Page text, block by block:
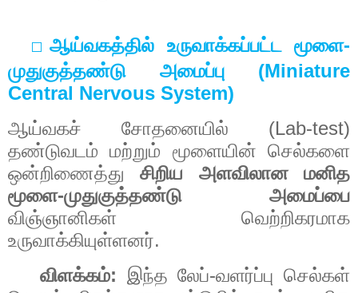
⬜ஆய்வகத்தில் உருவாக்கப்பட்ட மூளை-
முதுகுத்தண்டு அமைப்பு(Miniature
Central Nervous System)
ஆய்வகச் சோதனையில் (Lab-test)
தண்டுவடம் மற்றும் மூளையின் செல்களை
ஒன்றிணைத்து
சிறிய அளவிலான
மனித
மூளை-முதுகுத்தண்டு
அமைப்பை
விஞ்ஞானிகள்
வெற்றிகரமாக
உருவாக்கியுள்ளனர்.
விளக்கம்: இந்த லேப்-வளர்ப்பு செல்கள்